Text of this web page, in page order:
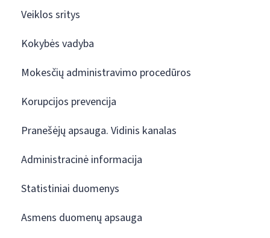
Veiklos sritys
Kokybės vadyba
Mokesčių administravimo procedūros
Korupcijos prevencija
Pranešėjų apsauga. Vidinis kanalas
Administracinė informacija
Statistiniai duomenys
Asmens duomenų apsauga